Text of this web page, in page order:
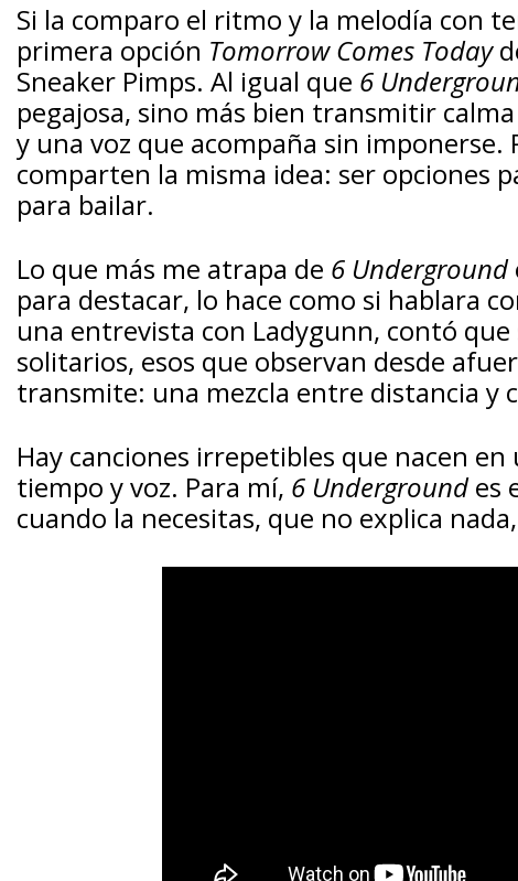
Si la comparo el ritmo y la melodía con
primera opción Tomorrow Comes Today
Sneaker Pimps. Al igual que 6
pegajosa, sino más bien transmitir
y una voz que acompaña sin imponerse.
comparten la misma idea: ser opciones
para bailar.
Lo que más me atrapa de 6 Underground
para destacar, lo hace como si hablara
una entrevista con Ladygunn, contó
solitarios, esos que observan desde
transmite: una mezcla entre distancia y
Hay canciones irrepetibles que nacen
tiempo y voz. Para mí, 6 Undergroundes
cuando la necesitas, que no explica